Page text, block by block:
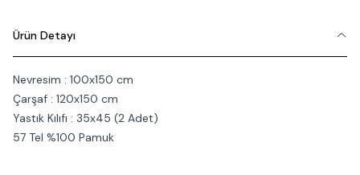
Ürün Detayı
Nevresim : 100x150 cm
Çarşaf : 120x150 cm
Yastık Kılıfı : 35x45 (2 Adet)
57 Tel %100 Pamuk